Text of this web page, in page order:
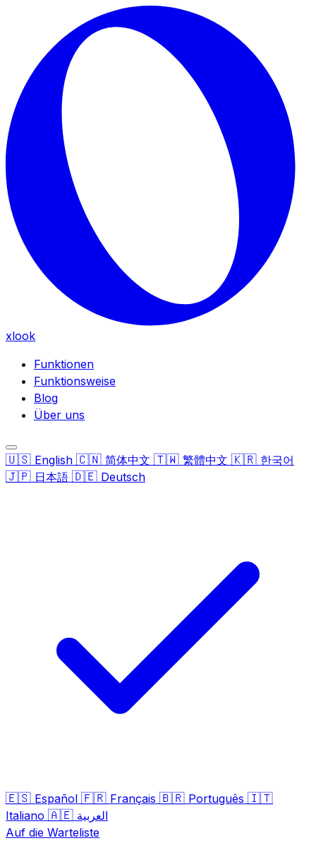
Skip to main content
xlook
Funktionen
Funktionsweise
Blog
Über uns
🇺🇸 English 🇨🇳 简体中文 🇹🇼 繁體中文 🇰🇷 한국어
🇯🇵 日本語 🇩🇪 Deutsch
🇪🇸 Español 🇫🇷 Français 🇧🇷 Português 🇮🇹
Italiano 🇦🇪 العربية
Auf die Warteliste